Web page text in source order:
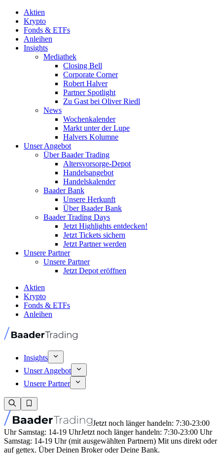
Aktien
Krypto
Fonds & ETFs
Anleihen
Insights
Mediathek
Closing Bell
Corporate Corner
Robert Halver
Partner Spotlight
Zu Gast bei Oliver Riedl
News
Wochenkalender
Markt unter der Lupe
Halvers Kolumne
Unser Angebot
Über Baader Trading
Altersvorsorge-Depot
Handelsangebot
Handelskalender
Baader Bank
Unsere Herkunft
Über Baader Bank
Baader Trading Days
Jetzt Highlights entdecken!
Jetzt Tickets sichern
Jetzt Partner werden
Unsere Partner
Unsere Partner
Jetzt Depot eröffnen
Aktien
Krypto
Fonds & ETFs
Anleihen
Insights
Unser Angebot
Unsere Partner
Jetzt noch länger handeln: 7:30-23:00
Uhr Samstag: 14-19 UhrJetzt noch länger handeln: 7:30-23:00 Uhr
Samstag: 14-19 Uhr (mit ausgewählten Partnern) Mit uns direkt oder
auf gettex. Über Deinen Broker oder Deine Bank.